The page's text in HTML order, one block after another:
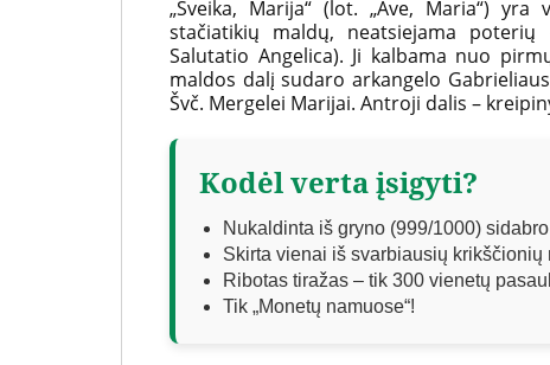
monetų
„Sveika, Marija“ (lot. „Ave, Maria“)
stačiatikių maldų, neatsiejama
Salutatio Angelica). Ji kalbama nuo
maldos dalį sudaro arkangelo
Švč. Mergelei Marijai. Antroji dalis –
Kodėl verta įsigyti?
Nukaldinta iš gryno (999/1000) sidabro
Skirta vienai iš svarbiausių krikščionių
Ribotas tiražas – tik 300 vienetų
Tik „Monetų namuose“!